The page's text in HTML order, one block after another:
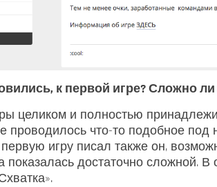
к первой игре? Сложно
целиком и полностью
проводилось что-то подобное под
игру писал также он,
показалась достаточно сложной.